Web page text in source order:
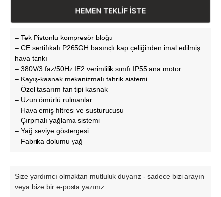
HEMEN TEKLİF İSTE
– Tek Pistonlu kompresör bloğu
– CE sertifıkalı P265GH basınçlı kap çeliğinden imal edilmiş
hava tankı
– 380V/3 faz/50Hz IE2 verimlilik sınıfı IP55 ana motor
– Kayış-kasnak mekanizmalı tahrik sistemi
– Özel tasarım fan tipi kasnak
– Uzun ömürlü rulmanlar
– Hava emiş fıltresi ve susturucusu
– Çırpmalı yağlama sistemi
– Yağ seviye göstergesi
– Fabrika dolumu yağ
Size yardımcı olmaktan mutluluk duyarız - sadece bizi arayın
veya bize bir e-posta yazınız.